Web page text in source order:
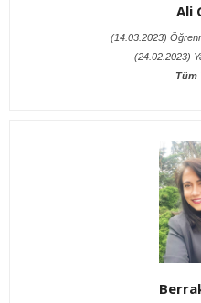
Ali
(14.03.2023)
(24.02.2023)
Tüm